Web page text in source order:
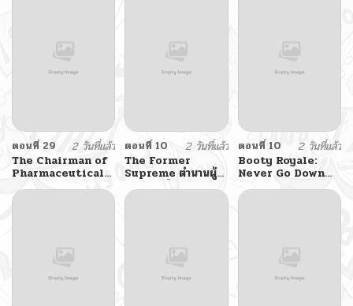
ตอนที่ 29
2 วันที่แล้ว
The Chairman of
Pharmaceutical
Company is a
Poison King
ตอนที่ 10
2 วันที่แล้ว
The Former
Supreme ตำนานผู้ไร้
พ่ายหวนคืนยุทธภพ
ตอนที่ 10
2 วันที่แล้ว
Booty Royale:
Never Go Down
Without A Fight!